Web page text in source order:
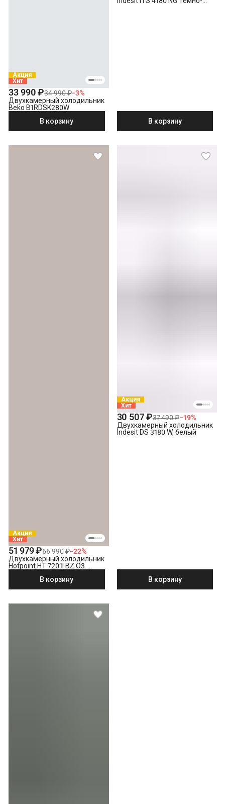
Акция
Хит
33 990 ₽34 990 ₽−3%
Двухкамерный холодильник
Beko B1RDSK280W
В корзину
В корзину
Акция
Хит
51 979 ₽66 990 ₽−22%
Двухкамерный холодильник
Hotpoint HT 7201I BZ O3
В корзину
Акция
Хит
30 507 ₽37 490 ₽−19%
Двухкамерный холодильник
Indesit DS 3180 W, белый
В корзину